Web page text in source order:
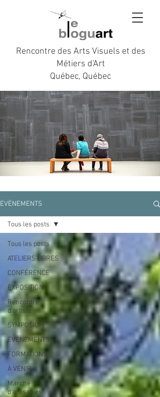
Rencontre des Arts Visuels et des
Métiers d'Art
Québec, Québec
ÉVÈNEMENTS
Tous les posts
ATELIERS LIBRES
CONFÉRENCE
EXPOSITION
Rencontre
d’artiste
SYMPOSIUM
ÉVÈNEMENTS
FORMATIONS
À VENIR
Marché
d'artisan.es
Tous les posts